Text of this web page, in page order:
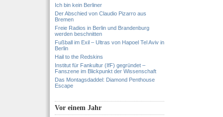
Ich bin kein Berliner
Der Abschied von Claudio Pizarro aus
Bremen
Freie Radios in Berlin und Brandenburg
werden beschnitten
Fußball im Exil – Ultras von Hapoel Tel Aviv in
Berlin
Hail to the Redskins
Institut für Fankultur (IfF) gegründet –
Fanszene im Blickpunkt der Wissenschaft
Das Montagsdaddel: Diamond Penthouse
Escape
Vor einem Jahr